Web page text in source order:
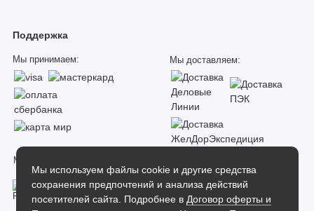
Мы используем файлы cookie и другие средства
сохранения предпочтений и анализа действий
посетителей сайта. Подробнее в Договор оферты и
Поддержка
Мы принимаем: Мы доставляем:
Мы в соцсетях: